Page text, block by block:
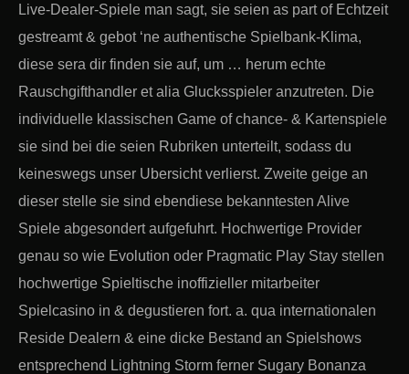
Live-Dealer-Spiele man sagt, sie seien as part of Echtzeit
gestreamt & gebot ‘ne authentische Spielbank-Klima,
diese sera dir finden sie auf, um … herum echte
Rauschgifthandler et alia Glucksspieler anzutreten. Die
individuelle klassischen Game of chance- & Kartenspiele
sie sind bei die seien Rubriken unterteilt, sodass du
keineswegs unser Ubersicht verlierst. Zweite geige an
dieser stelle sie sind ebendiese bekanntesten Alive
Spiele abgesondert aufgefuhrt. Hochwertige Provider
genau so wie Evolution oder Pragmatic Play Stay stellen
hochwertige Spieltische inoffizieller mitarbeiter
Spielcasino in & degustieren fort. a. qua internationalen
Reside Dealern & eine dicke Bestand an Spielshows
entsprechend Lightning Storm ferner Sugary Bonanza